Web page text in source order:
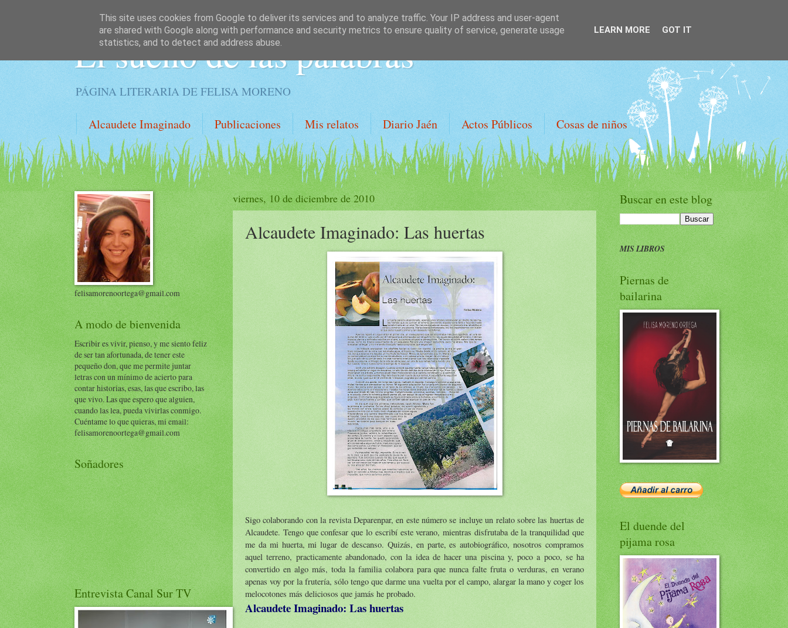
El sueño de las palabras
PÁGINA LITERARIA DE FELISA MORENO
Alcaudete Imaginado Publicaciones Mis relatos Diario Jaén Actos Públicos Cosas de niños
viernes, 10 de diciembre de 2010
Alcaudete Imaginado: Las huertas
Sigo colaborando con la revista Deparenpar, en este número se incluye un relato sobre las huertas de
Alcaudete. Tengo que confesar que lo escribí este verano, mientras disfrutaba de la tranquilidad que
me da mi huerta, mi lugar de descanso. Quizás, en parte, es autobiográfico, nosotros compramos
aquel terreno, practicamente abandonado, con la idea de hacer una piscina y, poco a poco, se ha
convertido en algo más, toda la familia colabora para que nunca falte fruta o verduras, en verano
apenas voy por la frutería, sólo tengo que darme una vuelta por el campo, alargar la mano y coger los
melocotones más deliciosos que jamás he probado.
Alcaudete Imaginado: Las huertas
felisamorenoortega@gmail.com
A modo de bienvenida
Escribir es vivir, pienso, y me siento feliz
de ser tan afortunada, de tener este
pequeño don, que me permite juntar
letras con un mínimo de acierto para
contar historias, esas, las que escribo, las
que vivo. Las que espero que alguien,
cuando las lea, pueda vivirlas conmigo.
Cuéntame lo que quieras, mi email:
felisamorenoortega@gmail.com
Soñadores
Entrevista Canal Sur TV
Buscar en este blog
MIS LIBROS
Piernas de
bailarina
El duende del
pijama rosa
This site uses cookies from Google to deliver its services and to analyze traffic. Your IP address and user-agent
are shared with Google along with performance and security metrics to ensure quality of service, generate usage
statistics, and to detect and address abuse.
LEARN MORE GOT IT